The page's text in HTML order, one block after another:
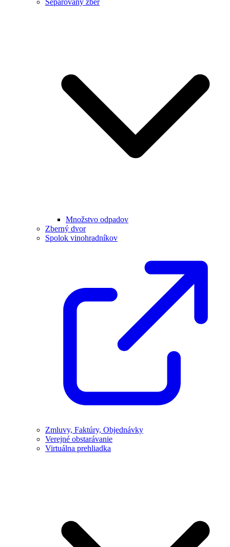
Separovaný zber
Množstvo odpadov
Zberný dvor
Spolok vinohradníkov
Zmluvy, Faktúry, Objednávky
Verejné obstarávanie
Virtuálna prehliadka